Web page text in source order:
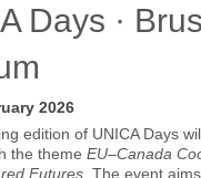
Days ·
2026
edition of UNICA Days
the theme EU–Canada
Futures . The event